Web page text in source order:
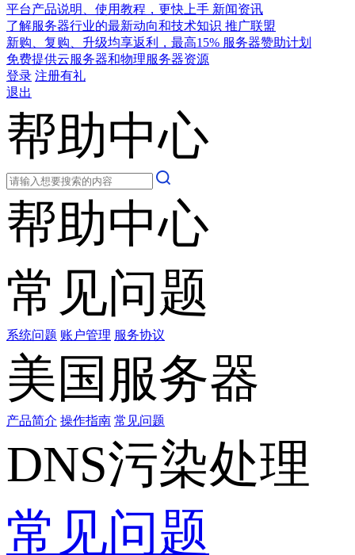
平台产品说明、使用教程，更快上手 新闻资讯
了解服务器行业的最新动向和技术知识 推广联盟
新购、复购、升级均享返利，最高15% 服务器赞助计划
免费提供云服务器和物理服务器资源
登录 注册有礼
退出
帮助中心
帮助中心
常见问题
系统问题 账户管理 服务协议
美国服务器
产品简介 操作指南 常见问题
DNS污染处理
常见问题